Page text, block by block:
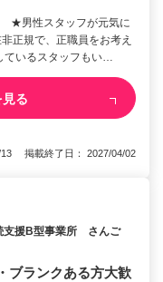
★男性スタッフが元気に
正規で、正職員をお考え
ているスタッフもい…
る
13 掲載終了日： 2027/04/02
支援B型事業所 さんご
ブランクある方大歓